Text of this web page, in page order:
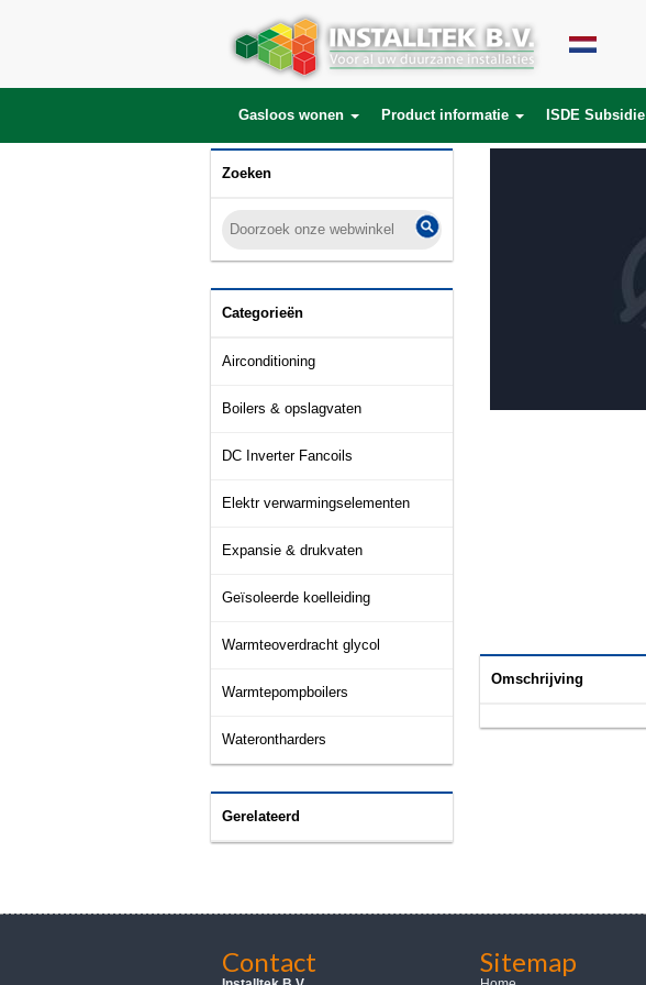
Gasloos wonen Product informatie ISDE Subsidie
Zoeken
Categorieën
Airconditioning
Boilers & opslagvaten
DC Inverter Fancoils
Elektr verwarmingselementen
Expansie & drukvaten
Geïsoleerde koelleiding
Warmteoverdracht glycol
Warmtepompboilers
Waterontharders
Gerelateerd
Omschrijving
Contact Sitemap